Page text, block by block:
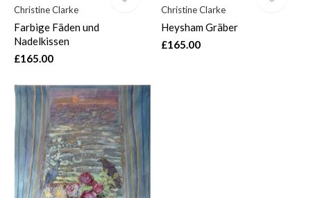
Christine Clarke
Farbige Fäden und
Nadelkissen
£165.00
Christine Clarke
Heysham Gräber
£165.00